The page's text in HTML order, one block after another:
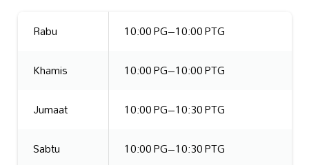
Rabu
10:00 PG–10:00 PTG
Khamis
10:00 PG–10:00 PTG
Jumaat
10:00 PG–10:30 PTG
Sabtu
10:00 PG–10:30 PTG